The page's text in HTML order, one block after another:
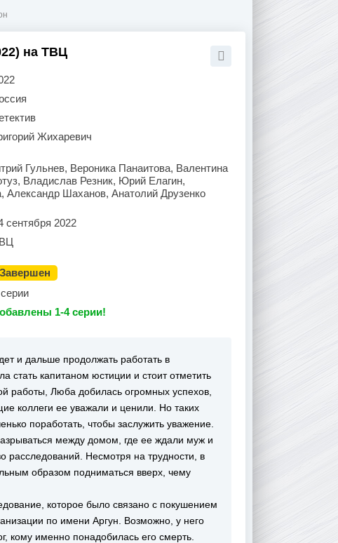
на ТВЦ
Жихаревич
Гульнев, Вероника Панаитова, Валентина
Владислав Резник, Юрий Елагин,
Александр Шаханов, Анатолий Друзенко
сентября 2022
Завершен
1-4 серии!
и дальше продолжать работать в
стать капитаном юстиции и стоит отметить
работы, Люба добилась огромных успехов,
коллеги ее уважали и ценили. Но таких
поработать, чтобы заслужить уважение.
между домом, где ее ждали муж и
расследований. Несмотря на трудности, в
образом подниматься вверх, чему
которое было связано с покушением
по имени Аргун. Возможно, у него
кому именно понадобилась его смерть.